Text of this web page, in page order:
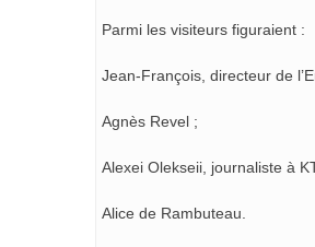
Parmi les visiteurs figuraient :
Jean-François, directeur de
Agnès Revel ;
Alexei Olekseii, journaliste à
Alice de Rambuteau.